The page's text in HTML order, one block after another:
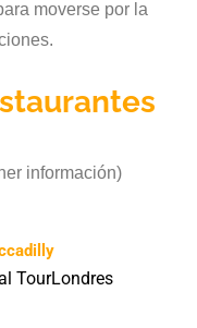
moverse por la
información)
TourLondres